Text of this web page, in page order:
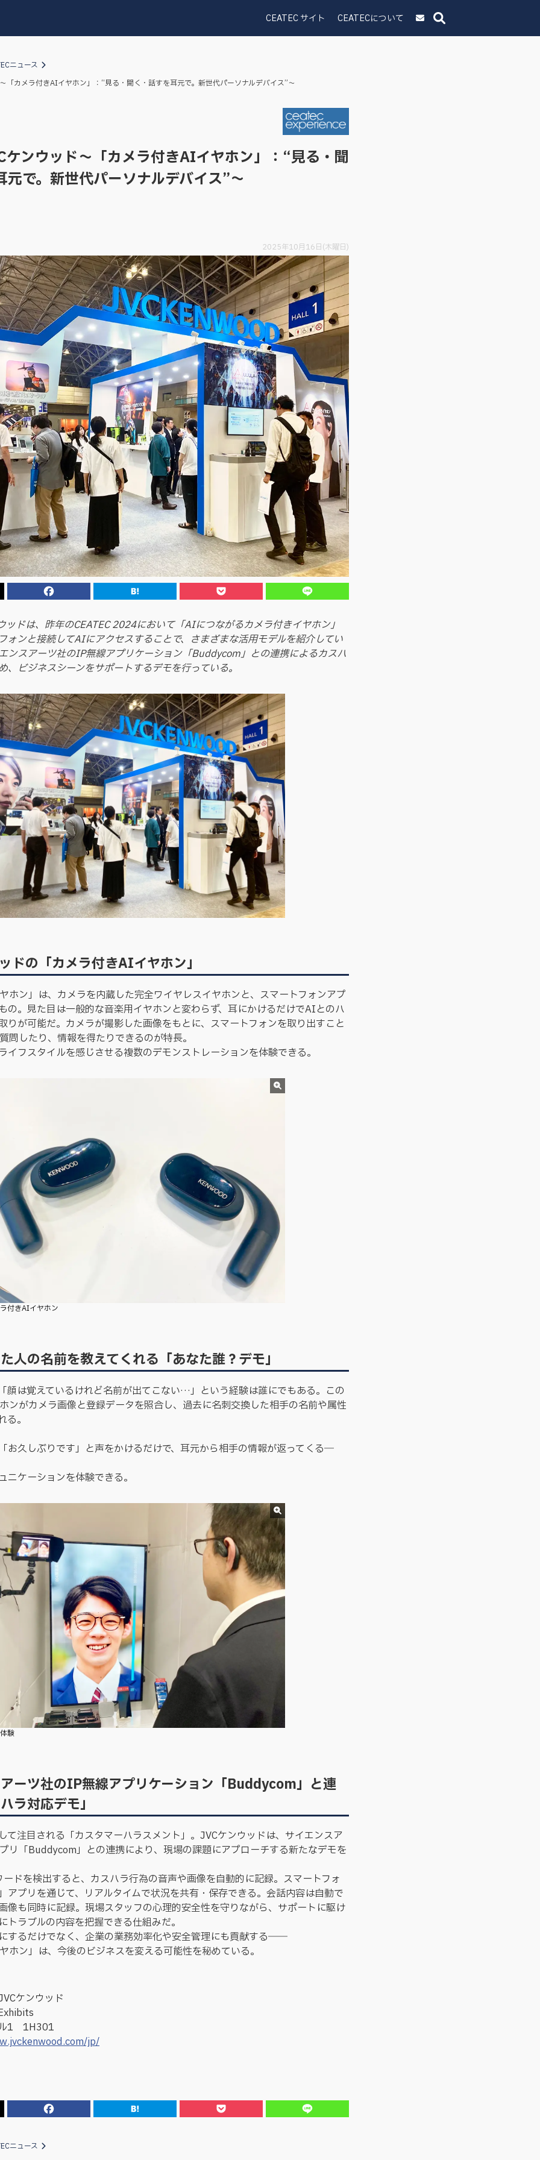
CEATEC サイト CEATECについて
ニュース
「カメラ付きAIイヤホン」：“見る・聞く・話すを耳元で。新世代パーソナルデバイス”～
ケンウッド～「カメラ付きAIイヤホン」：“見る・聞
元で。新世代パーソナルデバイス”～
2025年10月16日(木曜日)
ッドは、昨年のCEATEC 2024において「AIにつながるカメラ付きイヤホン」
ォンと接続してAIにアクセスすることで、さまざまな活用モデルを紹介してい
ンスアーツ社のIP無線アプリケーション「Buddycom」との連携によるカスハ
、ビジネスシーンをサポートするデモを行っている。
ドの「カメラ付きAIイヤホン」
ホン」は、カメラを内蔵した完全ワイヤレスイヤホンと、スマートフォンアプ
の。見た目は一般的な音楽用イヤホンと変わらず、耳にかけるだけでAIとのハ
りが可能だ。カメラが撮影した画像をもとに、スマートフォンを取り出すこと
問したり、情報を得たりできるのが特長。
イフスタイルを感じさせる複数のデモンストレーションを体験できる。
付きAIイヤホン
人の名前を教えてくれる「あなた誰？デモ」
顔は覚えているけれど名前が出てこない…」という経験は誰にでもある。この
ンがカメラ画像と登録データを照合し、過去に名刺交換した相手の名前や属性
。
お久しぶりです」と声をかけるだけで、耳元から相手の情報が返ってくる―
ニケーションを体験できる。
験
ーツ社のIP無線アプリケーション「Buddycom」と連
ラ対応デモ」
て注目される「カスタマーハラスメント」。JVCケンウッドは、サイエンスア
リ「Buddycom」との連携により、現場の課題にアプローチする新たなデモを
ドを検出すると、カスハラ行為の音声や画像を自動的に記録。スマートフォ
アプリを通じて、リアルタイムで状況を共有・保存できる。会話内容は自動で
像も同時に記録。現場スタッフの心理的安全性を守りながら、サポートに駆け
トラブルの内容を把握できる仕組みだ。
するだけでなく、企業の業務効率化や安全管理にも貢献する――
ホン」は、今後のビジネスを変える可能性を秘めている。
ケンウッド
ル1 1H301
jp/
ニュース